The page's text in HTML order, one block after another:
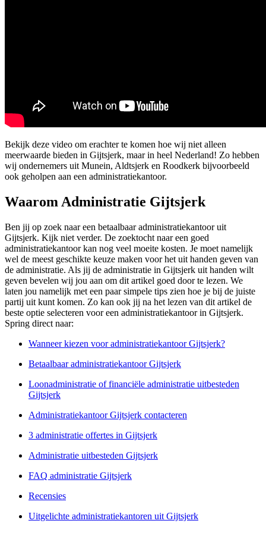
Bekijk deze video om erachter te komen hoe wij niet alleen
meerwaarde bieden in Gijtsjerk, maar in heel Nederland! Zo hebben
wij ondernemers uit Munein, Aldtsjerk en Roodkerk bijvoorbeeld
ook geholpen aan een administratiekantoor.
Waarom Administratie Gijtsjerk
Ben jij op zoek naar een betaalbaar administratiekantoor uit
Gijtsjerk. Kijk niet verder. De zoektocht naar een goed
administratiekantoor kan nog veel moeite kosten. Je moet namelijk
wel de meest geschikte keuze maken voor het uit handen geven van
de administratie. Als jij de administratie in Gijtsjerk uit handen wilt
geven bevelen wij jou aan om dit artikel goed door te lezen. We
laten jou namelijk met een paar simpele tips zien hoe je bij de juiste
partij uit kunt komen. Zo kan ook jij na het lezen van dit artikel de
beste optie selecteren voor een administratiekantoor in Gijtsjerk.
Spring direct naar:
Wanneer kiezen voor administratiekantoor Gijtsjerk?
Betaalbaar administratiekantoor Gijtsjerk
Loonadministratie of financiële administratie uitbesteden
Gijtsjerk
Administratiekantoor Gijtsjerk contacteren
3 administratie offertes in Gijtsjerk
Administratie uitbesteden Gijtsjerk
FAQ administratie Gijtsjerk
Recensies
Uitgelichte administratiekantoren uit Gijtsjerk